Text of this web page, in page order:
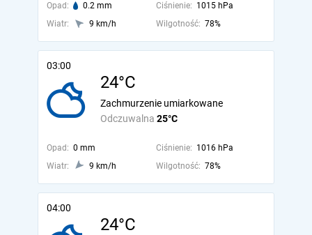
Opad: 0.2 mm Ciśnienie: 1015 hPa
Wiatr:
9 km/h Wilgotność: 78%
03:00
24°C
Odczuwalna 25°C
Zachmurzenie umiarkowane
Opad: 0 mm Ciśnienie: 1016 hPa
Wiatr:
9 km/h Wilgotność: 78%
04:00
24°C